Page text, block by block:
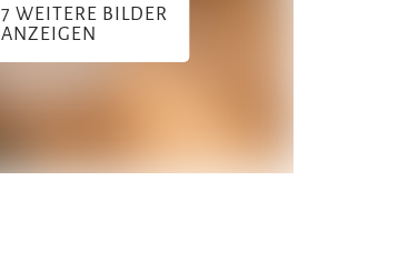
7 WEITERE BILDER
ANZEIGEN